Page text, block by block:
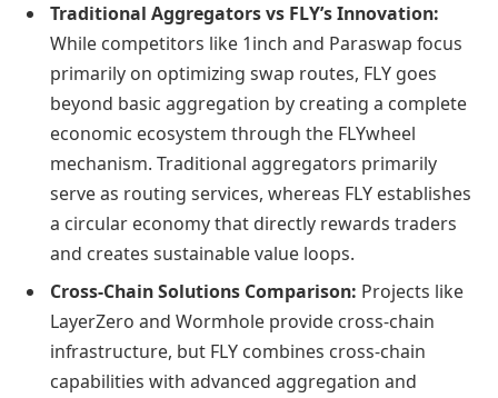
Traditional Aggregators vs FLY’s Innovation:
While competitors like 1inch and Paraswap focus
primarily on optimizing swap routes, FLY goes
beyond basic aggregation by creating a complete
economic ecosystem through the FLYwheel
mechanism. Traditional aggregators primarily
serve as routing services, whereas FLY establishes
a circular economy that directly rewards traders
and creates sustainable value loops.
Cross-Chain Solutions Comparison: Projects like
LayerZero and Wormhole provide cross-chain
infrastructure, but FLY combines cross-chain
capabilities with advanced aggregation and